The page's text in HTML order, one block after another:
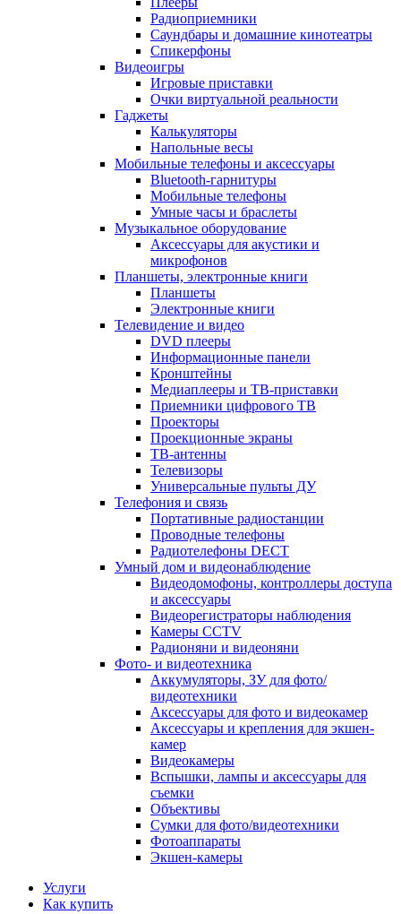
Радиоприемники
Саундбары и домашние кинотеатры
Спикерфоны
Видеоигры
Игровые приставки
Очки виртуальной реальности
Гаджеты
Калькуляторы
Напольные весы
Мобильные телефоны и аксессуары
Bluetooth-гарнитуры
Мобильные телефоны
Умные часы и браслеты
Музыкальное оборудование
Аксессуары для акустики и
микрофонов
Планшеты, электронные книги
Планшеты
Электронные книги
Телевидение и видео
DVD плееры
Информационные панели
Кронштейны
Медиаплееры и ТВ-приставки
Приемники цифрового ТВ
Проекторы
Проекционные экраны
ТВ-антенны
Телевизоры
Универсальные пульты ДУ
Телефония и связь
Портативные радиостанции
Проводные телефоны
Радиотелефоны DECT
Умный дом и видеонаблюдение
Видеодомофоны, контроллеры доступа
и аксессуары
Видеорегистраторы наблюдения
Камеры CCTV
Радионяни и видеоняни
Фото- и видеотехника
Аккумуляторы, ЗУ для фото/
видеотехники
Аксессуары для фото и видеокамер
Аксессуары и крепления для экшен-
камер
Видеокамеры
Вспышки, лампы и аксессуары для
съемки
Объективы
Сумки для фото/видеотехники
Фотоаппараты
Экшен-камеры
Услуги
Как купить